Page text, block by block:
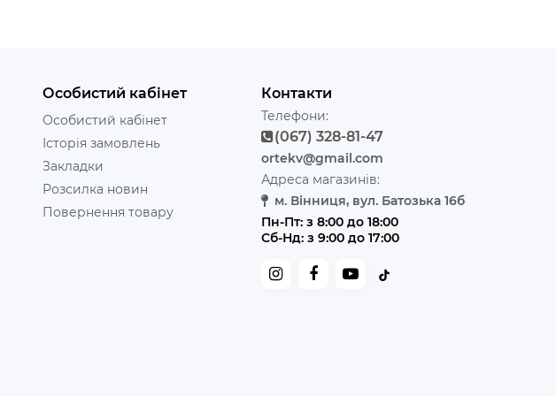
Особистий кабінет
Особистий кабінет
Історія замовлень
Закладки
Розсилка новин
Повернення товару
Контакти
Телефони:
(067) 328-81-47
ortekv@gmail.com
Адреса магазинів:
м. Вінниця, вул. Батозька 16б
Пн-Пт: з 8:00 до 18:00
Сб-Нд: з 9:00 до 17:00